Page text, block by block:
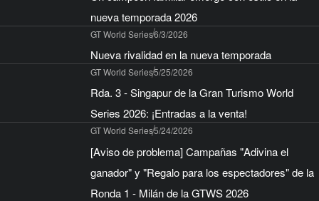
nueva temporada 2026
GT World Series6/3/2026
Nueva rivalidad en la nueva temporada
GT World Series5/25/2026
Rda. 3 - Singapur de la Gran Turismo World
Series 2026: ¡Entradas a la venta!
GT World Series5/24/2026
[Aviso de problema] Campañas "Adivina el
ganador" y "Regalo para los espectadores" de la
Ronda 1 - Milán de la GTWS 2026